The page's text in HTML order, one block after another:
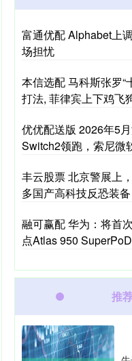
富通优配 Alphabet上
场担忧
本信选配 马科斯张罗“
打法, 菲律宾上下鸡飞
优优配送版 2026年5
Switch2领跑，索尼微
丰云股票 北京警展上
多国产高科技反恐装备
融可赢配 华为：将首
点Atlas 950
推